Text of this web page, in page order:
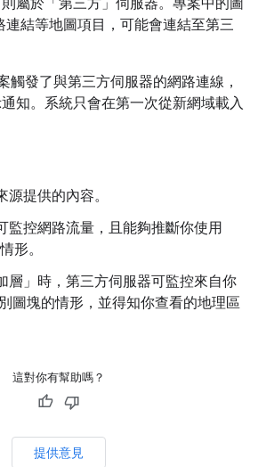
連結等地圖項目，可能會連結至第三
觸發了與第三方伺服器的網路連線，
知。系統只會在第一次從新網域載入
提供的內容。
監控網路流量，且能夠推斷你使用
形。
層」時，第三方伺服器可監控來自你
圖塊的情形，並得知你查看的地理區
這對你有幫助嗎？
提供意見